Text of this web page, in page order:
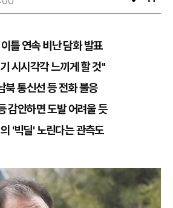
유
스
틀 연속 비난 담화 발표
시시각각 느끼게 할 것"
북 통신선 등 전화 불응
감안하면 도발 어려울 듯
'빅딜' 노린다는 관측도